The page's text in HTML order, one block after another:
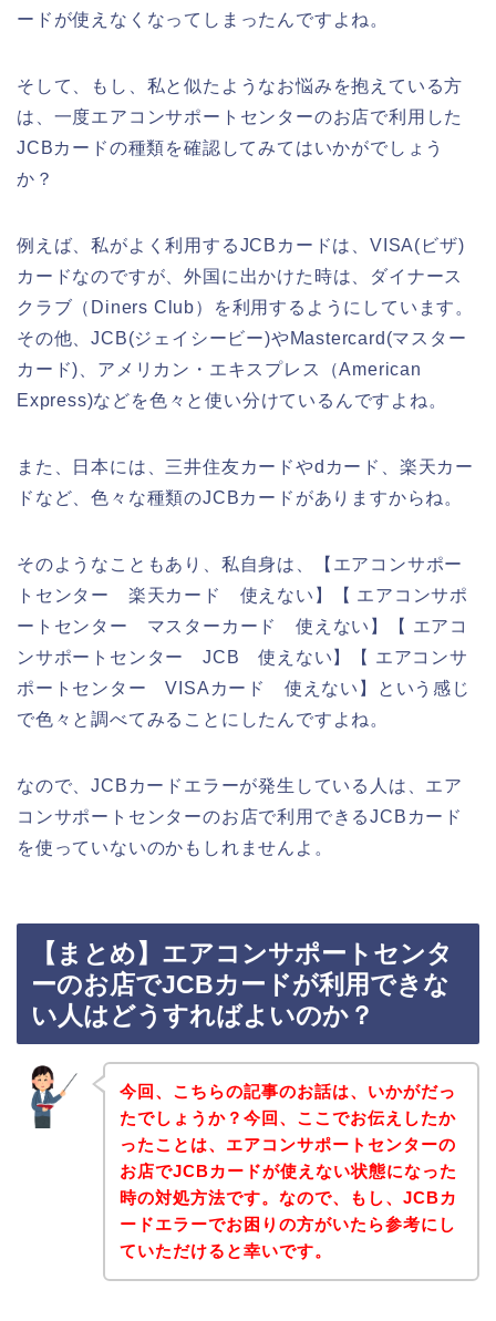
ードが使えなくなってしまったんですよね。
そして、もし、私と似たようなお悩みを抱えている方
は、一度エアコンサポートセンターのお店で利用した
JCBカードの種類を確認してみてはいかがでしょう
か？
例えば、私がよく利用するJCBカードは、VISA(ビザ)
カードなのですが、外国に出かけた時は、ダイナース
クラブ（Diners Club）を利用するようにしています。
その他、JCB(ジェイシービー)やMastercard(マスター
カード)、アメリカン・エキスプレス（American
Express)などを色々と使い分けているんですよね。
また、日本には、三井住友カードやdカード、楽天カー
ドなど、色々な種類のJCBカードがありますからね。
そのようなこともあり、私自身は、【エアコンサポー
トセンター 楽天カード 使えない】【 エアコンサポ
ートセンター マスターカード 使えない】【 エアコ
ンサポートセンター JCB 使えない】【 エアコンサ
ポートセンター VISAカード 使えない】という感じ
で色々と調べてみることにしたんですよね。
なので、JCBカードエラーが発生している人は、エア
コンサポートセンターのお店で利用できるJCBカード
を使っていないのかもしれませんよ。
【まとめ】エアコンサポートセンタ
ーのお店でJCBカードが利用できな
い人はどうすればよいのか？
今回、こちらの記事のお話は、いかがだっ
たでしょうか？今回、ここでお伝えしたか
ったことは、エアコンサポートセンターの
お店でJCBカードが使えない状態になった
時の対処方法です。なので、もし、JCBカ
ードエラーでお困りの方がいたら参考にし
ていただけると幸いです。